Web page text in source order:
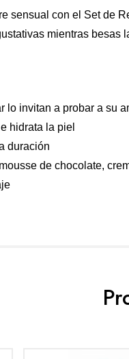
sensual con el Set de
mientras
lo invitan a probar a su
hidrata la piel
duración
de chocolate,